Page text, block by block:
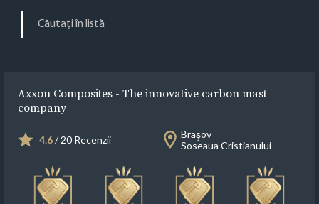
Axxon Composites - The innovative carbon mast
company
4.6/ 20 Recenzii
Braşov
Soseaua Cristianului